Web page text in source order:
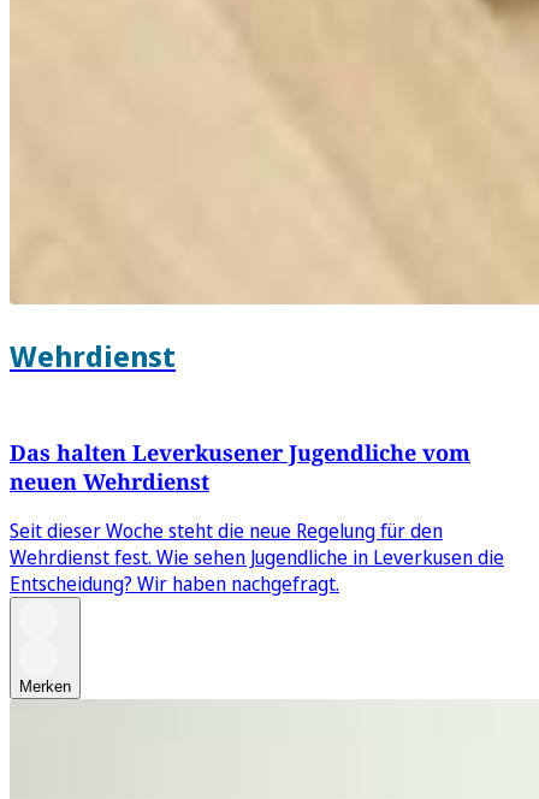
Wehrdienst
Das halten Leverkusener Jugendliche vom
neuen Wehrdienst
Seit dieser Woche steht die neue Regelung für den
Wehrdienst fest. Wie sehen Jugendliche in Leverkusen die
Entscheidung? Wir haben nachgefragt.
Merken